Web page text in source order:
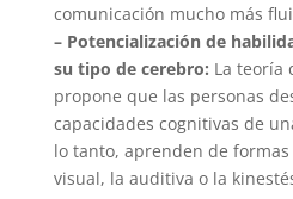
comunicación mucho más
– Potencialización de
su tipo de cerebro: La teoría
propone que las personas
capacidades cognitivas de
lo tanto, aprenden de
visual, la auditiva o la